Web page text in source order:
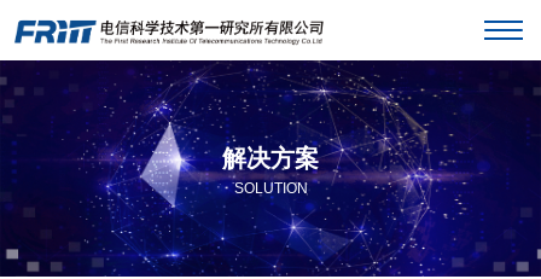
解决方案
SOLUTION